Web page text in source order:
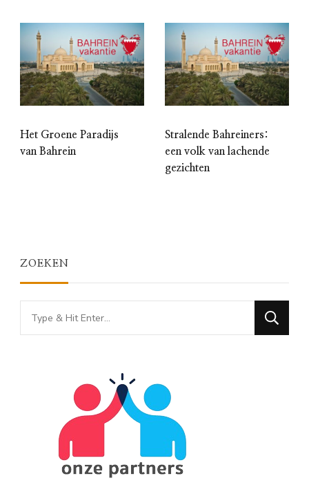
Het Groene Paradijs
van Bahrein
Stralende Bahreiners:
een volk van lachende
gezichten
ZOEKEN
Looking
for